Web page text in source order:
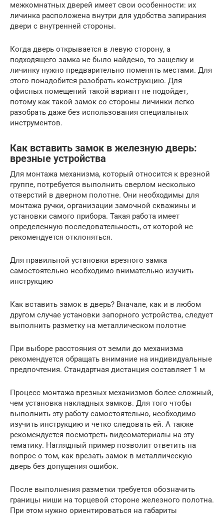
межкомнатных дверей имеет свои особенности: их
личинка расположена внутри для удобства запирания
двери с внутренней стороны.
Когда дверь открывается в левую сторону, а
подходящего замка не было найдено, то защелку и
личинку нужно предварительно поменять местами. Для
этого понадобится разобрать конструкцию. Для
офисных помещений такой вариант не подойдет,
потому как такой замок со стороны личинки легко
разобрать даже без использования специальных
инструментов.
Как вставить замок в железную дверь:
врезные устройства
Для монтажа механизма, который относится к врезной
группе, потребуется выполнить сверлом несколько
отверстий в дверном полотне. Они необходимы для
монтажа ручки, организации замочной скважины и
установки самого прибора. Такая работа имеет
определенную последовательность, от которой не
рекомендуется отклоняться.
Для правильной установки врезного замка
самостоятельно необходимо внимательно изучить
инструкцию
Как вставить замок в дверь? Вначале, как и в любом
другом случае установки запорного устройства, следует
выполнить разметку на металлическом полотне
При выборе расстояния от земли до механизма
рекомендуется обращать внимание на индивидуальные
предпочтения. Стандартная дистанция составляет 1 м
Процесс монтажа врезных механизмов более сложный,
чем установка накладных замков. Для того чтобы
выполнить эту работу самостоятельно, необходимо
изучить инструкцию и четко следовать ей. А также
рекомендуется посмотреть видеоматериалы на эту
тематику. Наглядный пример позволит ответить на
вопрос о том, как врезать замок в металлическую
дверь без допущения ошибок.
После выполнения разметки требуется обозначить
границы ниши на торцевой стороне железного полотна.
При этом нужно ориентироваться на габариты